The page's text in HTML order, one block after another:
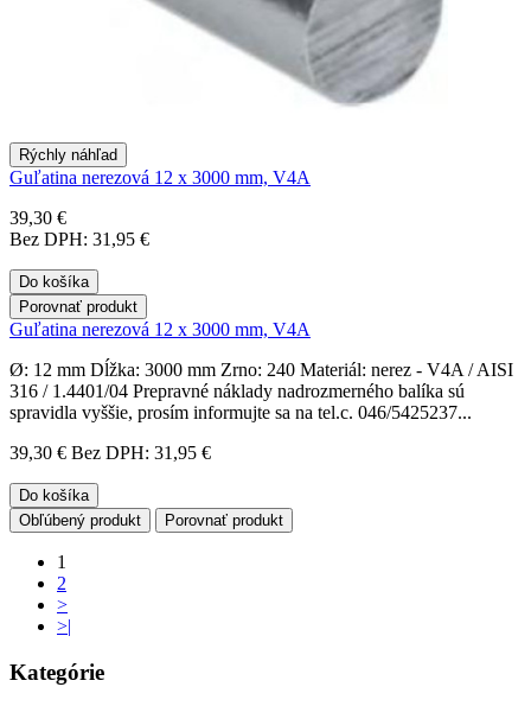
Rýchly náhľad
Guľatina nerezová 12 x 3000 mm, V4A
39,30 €
Bez DPH: 31,95 €
Do košíka
Porovnať produkt
Guľatina nerezová 12 x 3000 mm, V4A
Ø: 12 mm Dĺžka: 3000 mm Zrno: 240 Materiál: nerez - V4A / AISI
316 / 1.4401/04 Prepravné náklady nadrozmerného balíka sú
spravidla vyššie, prosím informujte sa na tel.c. 046/5425237...
39,30 € Bez DPH: 31,95 €
Do košíka
Obľúbený produkt
Porovnať produkt
1
2
>
>|
Kategórie